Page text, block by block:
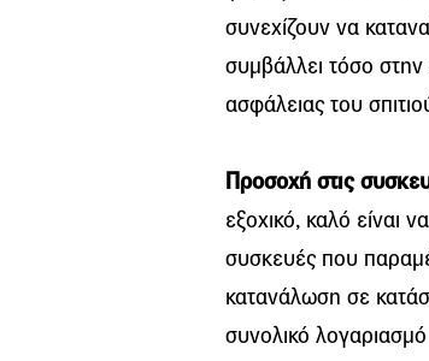
συνεχίζουν να
συμβάλλει τόσο
ασφάλειας του
Προσοχή στις
εξοχικό, καλό είναι
συσκευές που
κατανάλωση σε
συνολικό